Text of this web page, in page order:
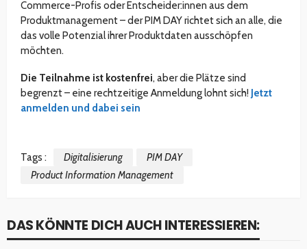
Commerce-Profis oder Entscheider:innen aus dem
Produktmanagement – der PIM DAY richtet sich an alle, die
das volle Potenzial ihrer Produktdaten ausschöpfen
möchten.
Die Teilnahme ist kostenfrei, aber die Plätze sind
begrenzt – eine rechtzeitige Anmeldung lohnt sich! Jetzt
anmelden und dabei sein
Tags : Digitalisierung
PIM DAY
Product Information Management
DAS KÖNNTE DICH AUCH INTERESSIEREN: